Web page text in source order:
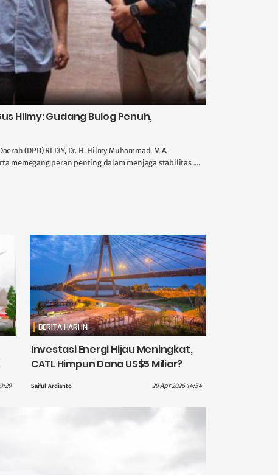
Hilmy: Gudang Bulog Penuh,
(DPD) RI DIY, Dr. H. Hilmy Muhammad, M.A.
memegang peran penting dalam menjaga stabilitas ....
BERITA HARI INI
Investasi Energi Hijau Meningkat,
CATL Himpun Dana US$5 Miliar?
Saiful Ardianto 29 Apr 2026 14:54